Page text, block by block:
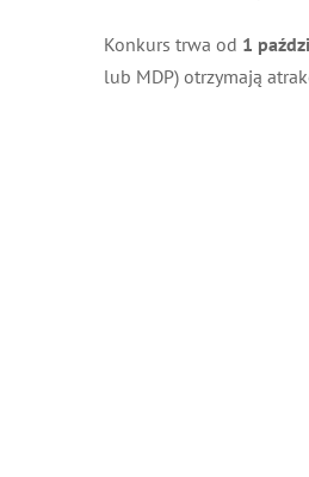
Konkurs trwa od1
lub MDP) otrzymają